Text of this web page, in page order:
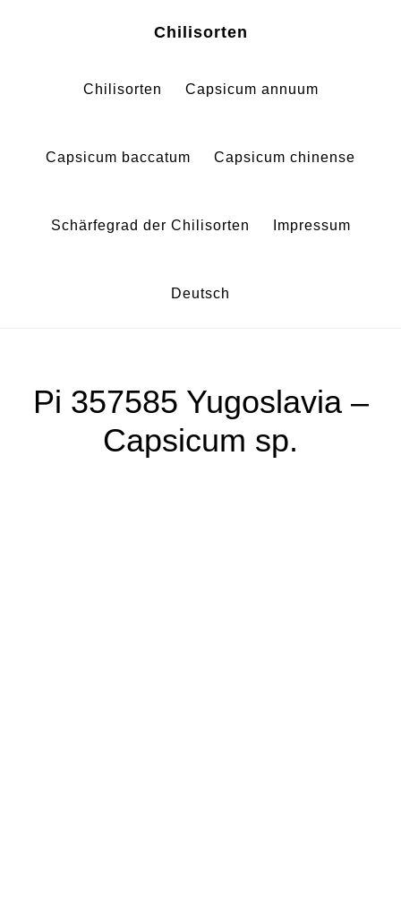
Chilisorten
Chilisorten Capsicum annuum
Capsicum baccatum Capsicum chinense
Schärfegrad der Chilisorten Impressum
Deutsch
Pi 357585 Yugoslavia –
Capsicum sp.